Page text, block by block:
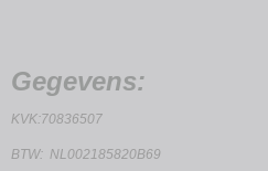
Gegevens:
KVK:70836507
BTW: NL002185820B69